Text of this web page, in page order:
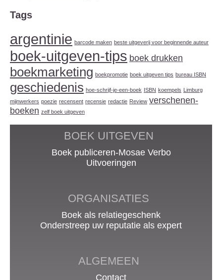
Tags
argentinie barcode maken beste uitgeverij voor beginnende auteur
boek-uitgeven-tips boek drukken
boekmarketing boekpromotie boek uitgeven tips bureau ISBN
geschiedenis hoe-schrijf-je-een-boek ISBN koempels Limburg
mijnwerkers poezie recensent recensie redactie Review verschenen-
boeken zelf boek uitgeven
BOEK UITGEVEN
Boek publiceren-Mosae Verbo
Uitvoeringen
ORGANISATIES
Boek als relatiegeschenk
Onderstreep uw reputatie als expert
ALGEMEEN
Contact